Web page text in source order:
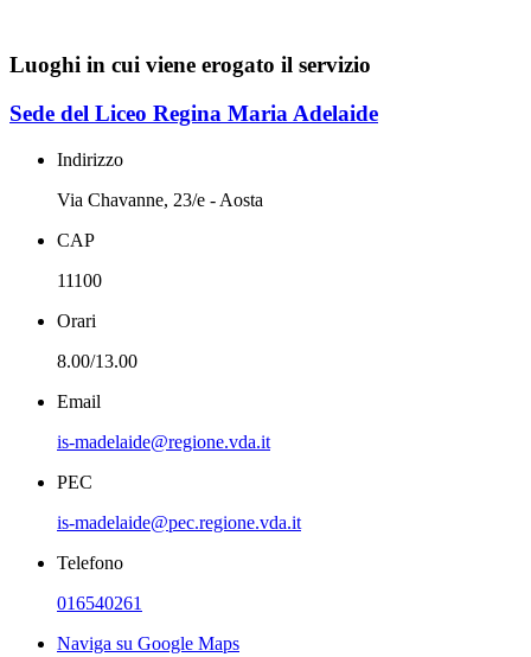
Luoghi in cui viene erogato il servizio
Sede del Liceo Regina Maria Adelaide
Indirizzo
Via Chavanne, 23/e - Aosta
CAP
11100
Orari
8.00/13.00
Email
is-madelaide@regione.vda.it
PEC
is-madelaide@pec.regione.vda.it
Telefono
016540261
Naviga su Google Maps